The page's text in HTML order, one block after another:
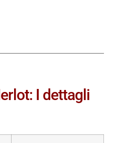
I dettagli